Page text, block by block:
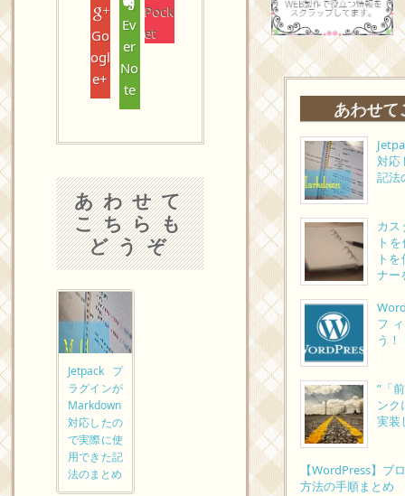
Go
ogl
e+
Ev
er
No
te
Pock
et
あわせて
こちらも
どうぞ
Jetpackプ
ラグインが
Markdown
対応したの
で実際に使
用できた記
法のまとめ
あわせて
対応
記法
カ
ト
ト
ナー
フ
う
”「
ン
実装
【WordPress】ブ
方法の手順まとめ